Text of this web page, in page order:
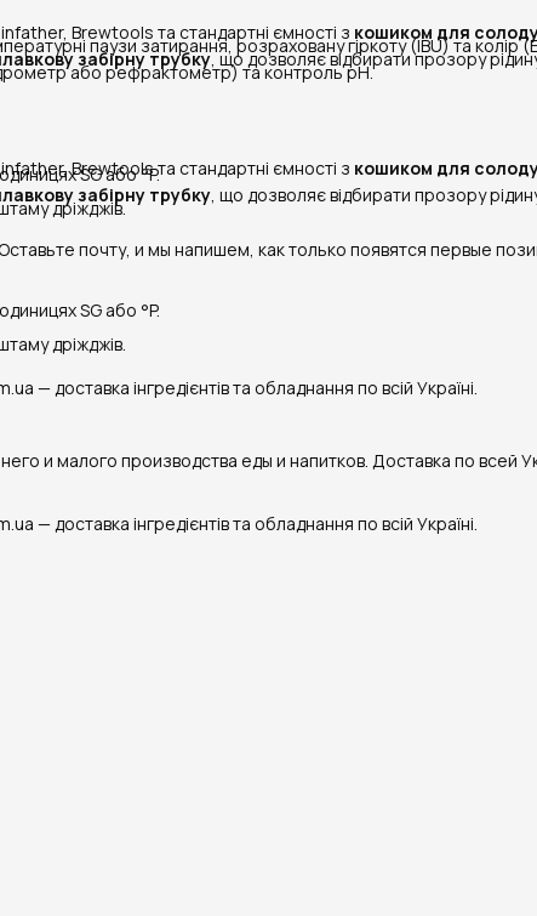
Brewtools та стандартні ємності з кошиком для
забірну трубку, що дозволяє відбирати прозору
SG або °P.
дріжджів.
— доставка інгредієнтів та обладнання по всій Україні.
паузи затирання, розраховану гіркоту (IBU) та колір
або рефрактометр) та контроль pH.
Brewtools та стандартні ємності з кошиком для
забірну трубку, що дозволяє відбирати прозору
SG або °P.
дріжджів.
— доставка інгредієнтів та обладнання по всій Україні.
почту, и мы напишем, как только появятся первые
и малого производства еды и напитков. Доставка по всей